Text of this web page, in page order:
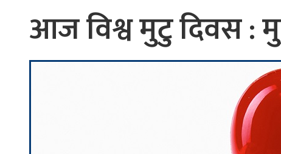
आज विश्व मुटु दिवस :